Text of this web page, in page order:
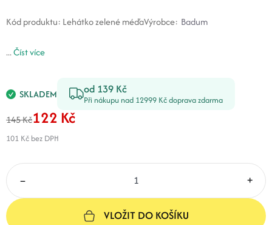
Kód produktu: Lehátko zelené méďaVýrobce: Badum
...Číst více
SKLADEM od 139 Kč
Při nákupu nad 12999 Kč doprava zdarma
145 Kč122 Kč
101 Kč bez DPH
– +
VLOŽIT DO KOŠÍKU